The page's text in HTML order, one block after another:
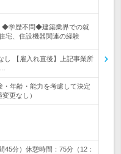
◆学歴不問◆建築業界での就
宅、住設機器関連の経験
【雇入れ直後】上記事業所
年齢・能力を考慮して決定
更なし）
45分）休憩時間：75分（12：